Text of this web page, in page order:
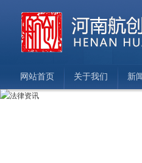
网站首页 关于我们 新